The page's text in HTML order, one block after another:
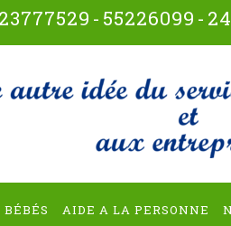
23777529 - 55226099 -
multiservices
BÉBÉS AIDE A LA PERSONNE